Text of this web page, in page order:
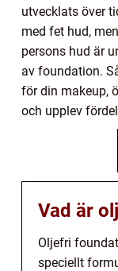
utvecklats över
med fet hud,
persons hud är
av foundation.
för din makeup,
och upplev
Vad är
Oljefri
speciellt